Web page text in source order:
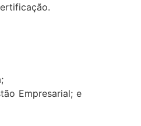
Empresarial; e